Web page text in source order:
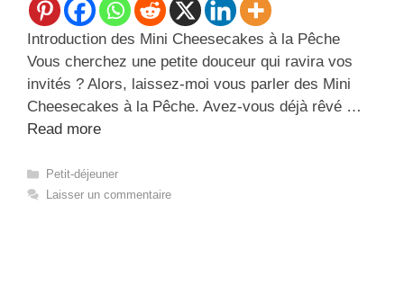
Introduction des Mini Cheesecakes à la Pêche
Vous cherchez une petite douceur qui ravira vos
invités ? Alors, laissez-moi vous parler des Mini
Cheesecakes à la Pêche. Avez-vous déjà rêvé …
Read more
Catégories
Petit-déjeuner
Laisser un commentaire